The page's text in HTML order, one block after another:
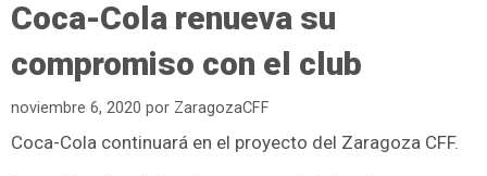
Coca-Cola renueva su
compromiso con el club
noviembre 6, 2020 por ZaragozaCFF
Coca-Cola continuará en el proyecto del Zaragoza CFF.